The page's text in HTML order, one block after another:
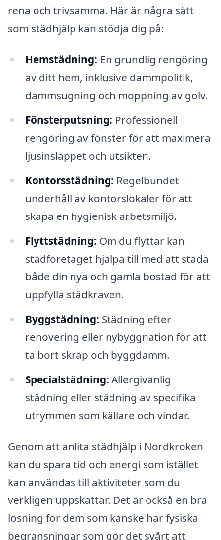
rena och trivsamma. Här är några sätt
som städhjälp kan stödja dig på:
Hemstädning: En grundlig rengöring
av ditt hem, inklusive dammpolitik,
dammsugning och moppning av golv.
Fönsterputsning: Professionell
rengöring av fönster för att maximera
ljusinsläppet och utsikten.
Kontorsstädning: Regelbundet
underhåll av kontorslokaler för att
skapa en hygienisk arbetsmiljö.
Flyttstädning: Om du flyttar kan
städföretaget hjälpa till med att städa
både din nya och gamla bostad för att
uppfylla städkraven.
Byggstädning: Städning efter
renovering eller nybyggnation för att
ta bort skräp och byggdamm.
Specialstädning: Allergivänlig
städning eller städning av specifika
utrymmen som källare och vindar.
Genom att anlita städhjälp i Nordkroken
kan du spara tid och energi som istället
kan användas till aktiviteter som du
verkligen uppskattar. Det är också en bra
lösning för dem som kanske har fysiska
begränsningar som gör det svårt att